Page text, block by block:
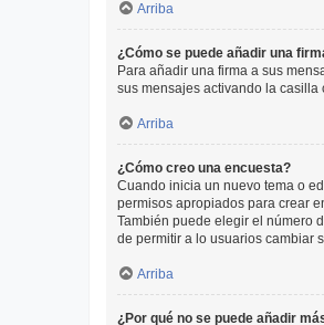
Arriba
¿Cómo se puede añadir una
Para añadir una firma a sus
sus mensajes activando la
Arriba
¿Cómo creo una encuesta?
Cuando inicia un nuevo tema o
permisos apropiados para crear
También puede elegir el número
de permitir a lo usuarios cambiar
Arriba
¿Por qué no se puede añadir